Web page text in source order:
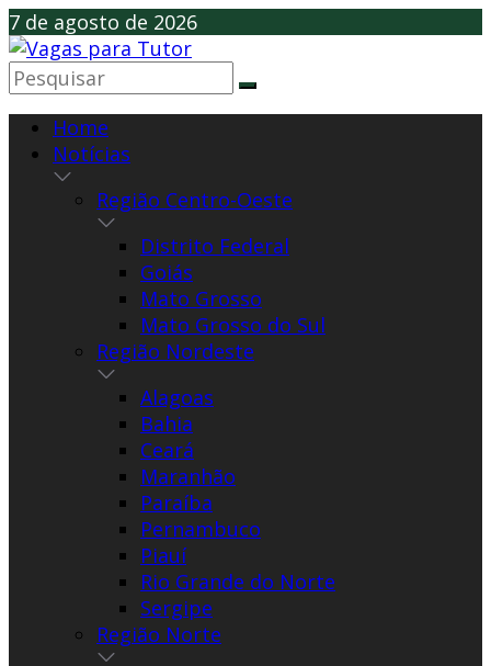
Skip
to
content
7 de agosto de 2026
Home
Notícias
Região Centro-Oeste
Distrito Federal
Goiás
Mato Grosso
Mato Grosso do Sul
Região Nordeste
Alagoas
Bahia
Ceará
Maranhão
Paraíba
Pernambuco
Piauí
Rio Grande do Norte
Sergipe
Região Norte